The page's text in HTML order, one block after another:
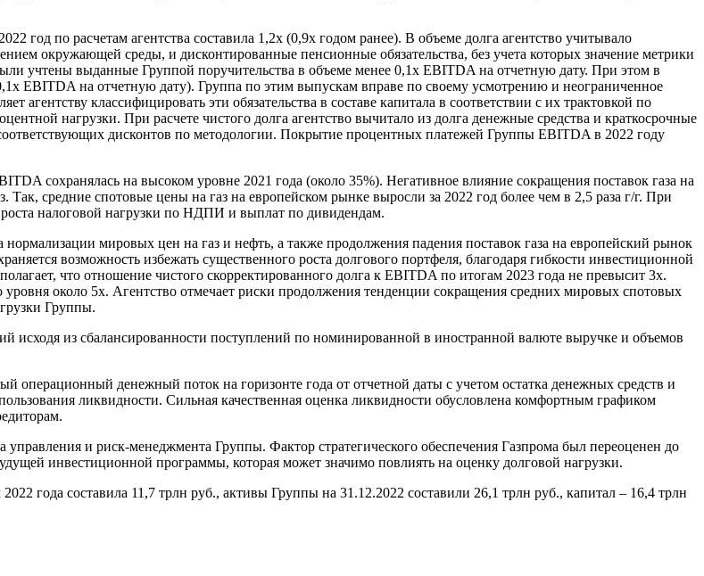
год по расчетам агентства составила 1,2х (0,9х годом ранее). В объеме долга агентство учитывало
окружающей среды, и дисконтированные пенсионные обязательства, без учета которых значение метрики
учтены выданные Группой поручительства в объеме менее 0,1х EBITDA на отчетную дату. При этом в
EBITDA на отчетную дату). Группа по этим выпускам вправе по своему усмотрению и неограниченное
агентству классифицировать эти обязательства в составе капитала в соответствии с их трактовкой по
нагрузки. При расчете чистого долга агентство вычитало из долга денежные средства и краткосрочные
дисконтов по методологии. Покрытие процентных платежей Группы EBITDA в 2022 году
сохранялась на высоком уровне 2021 года (около 35%). Негативное влияние сокращения поставок газа на
средние спотовые цены на газ на европейском рынке выросли за 2022 год более чем в 2,5 раза г/г. При
налоговой нагрузки по НДПИ и выплат по дивидендам.
мировых цен на газ и нефть, а также продолжения падения поставок газа на европейский рынок
возможность избежать существенного роста долгового портфеля, благодаря гибкости инвестиционной
что отношение чистого скорректированного долга к EBITDA по итогам 2023 года не превысит 3х.
около 5х. Агентство отмечает риски продолжения тенденции сокращения средних мировых спотовых
Группы.
исходя из сбалансированности поступлений по номинированной в иностранной валюте выручке и объемов
операционный денежный поток на горизонте года от отчетной даты с учетом остатка денежных средств и
ликвидности. Сильная качественная оценка ликвидности обусловлена комфортным графиком
управления и риск-менеджмента Группы. Фактор стратегического обеспечения Газпрома был переоценен до
инвестиционной программы, которая может значимо повлиять на оценку долговой нагрузки.
года составила 11,7 трлн руб., активы Группы на 31.12.2022 составили 26,1 трлн руб., капитал – 16,4 трлн